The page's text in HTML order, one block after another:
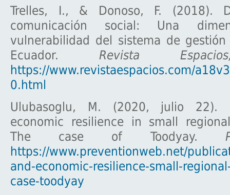
Trelles, I., & Donoso, F. (2018).
comunicación social: Una
vulnerabilidad del sistema de
Ecuador. Revista
https://www.revistaespacios.com/
0.html
Ulubasoglu, M. (2020, julio 22).
economic resilience in small
The case of Toodyay.
https://www.preventionweb.net/
and-economic-resilience-small-
case-toodyay